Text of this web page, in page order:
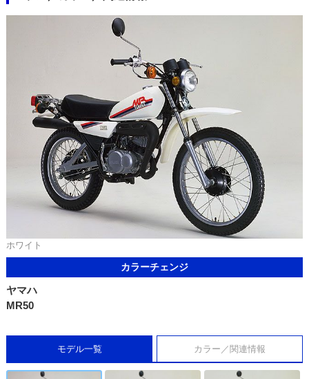
ホワイト
カラーチェンジ
ヤマハ
MR50
モデル一覧 カラー／関連情報